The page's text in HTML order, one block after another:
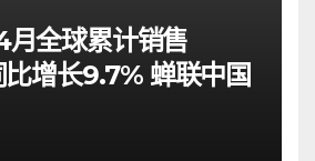
月全球累计销售
增长9.7% 蝉联中国